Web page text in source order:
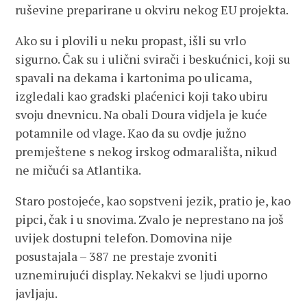
ruševine preparirane u okviru nekog EU projekta.
Ako su i plovili u neku propast, išli su vrlo
sigurno. Čak su i ulični svirači i beskućnici, koji su
spavali na dekama i kartonima po ulicama,
izgledali kao gradski plaćenici koji tako ubiru
svoju dnevnicu. Na obali Doura vidjela je kuće
potamnile od vlage. Kao da su ovdje južno
premještene s nekog irskog odmarališta, nikud
ne mičući sa Atlantika.
Staro postojeće, kao sopstveni jezik, pratio je, kao
pipci, čak i u snovima. Zvalo je neprestano na još
uvijek dostupni telefon. Domovina nije
posustajala – 387 ne prestaje zvoniti
uznemirujući display. Nekakvi se ljudi uporno
javljaju.